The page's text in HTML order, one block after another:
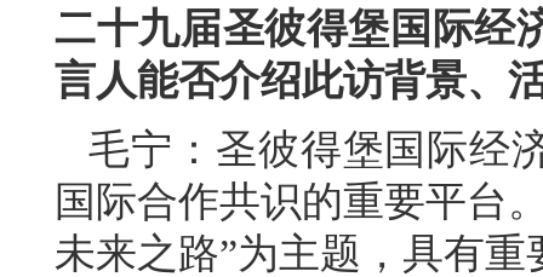
二十九届圣彼得堡国际经
言人能否介绍此访背景、
毛宁：圣彼得堡国际经
国际合作共识的重要平台
未来之路”为主题，具有